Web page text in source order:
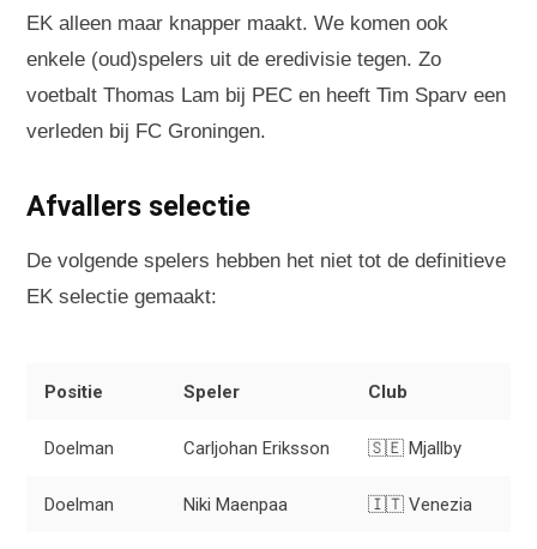
EK alleen maar knapper maakt. We komen ook
enkele (oud)spelers uit de eredivisie tegen. Zo
voetbalt Thomas Lam bij PEC en heeft Tim Sparv een
verleden bij FC Groningen.
Afvallers selectie
De volgende spelers hebben het niet tot de definitieve
EK selectie gemaakt:
Positie Speler Club
Doelman Carljohan Eriksson 🇸🇪 Mjallby
Doelman Niki Maenpaa 🇮🇹 Venezia